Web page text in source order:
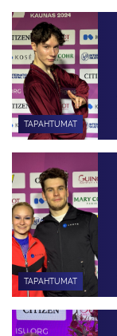
TAPAHTUMAT
TAPAHTUMAT